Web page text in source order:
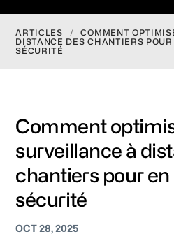
ARTICLES /
COMMENT
DISTANCE DES CHANTIERS
SÉCURITÉ
Comment
surveillance à
chantiers pour
sécurité
OCT 28, 2025